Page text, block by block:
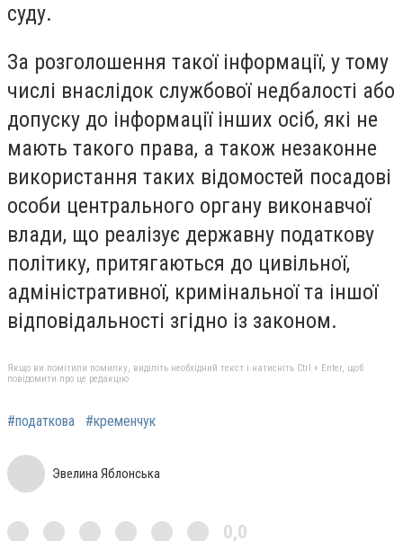
суду.
За розголошення такої інформації, у тому
числі внаслідок службової недбалості або
допуску до інформації інших осіб, які не
мають такого права, а також незаконне
використання таких відомостей посадові
особи центрального органу виконавчої
влади, що реалізує державну податкову
політику, притягаються до цивільної,
адміністративної, кримінальної та іншої
відповідальності згідно із законом.
Якщо ви помітили помилку, виділіть необхідний текст і натисніть Ctrl + Enter, щоб
повідомити про це редакцію
#податкова #кременчук
Эвелина Яблонська
0,0